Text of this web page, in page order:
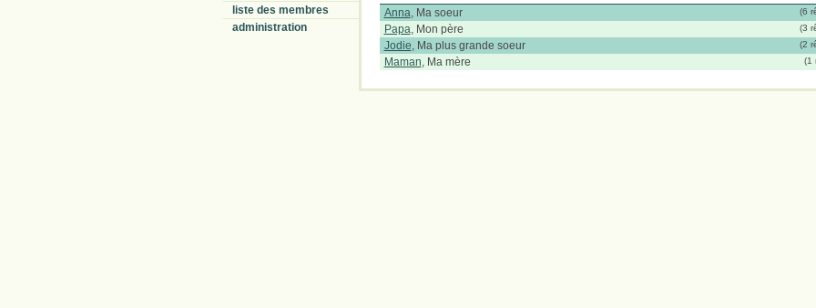
liste des membres
administration
Anna, Ma soeur (6
Papa, Mon père (3
Jodie, Ma plus grande soeur (2
Maman, Ma mère (1